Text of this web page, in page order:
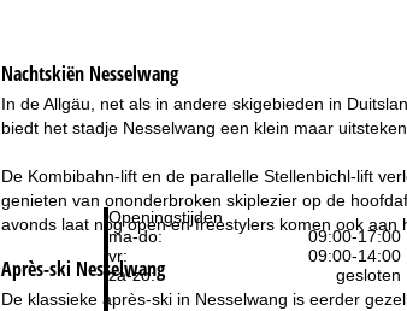
Openingstijden
ma-do:
09:00-17:00
vr:
09:00-14:00
za-zo:
gesloten
Nachtskiën Nesselwang
In de Allgäu, net als in andere skigebieden in
biedt het stadje Nesselwang een klein maar
De Kombibahn-lift en de parallelle Stellenbichl-lift
genieten van ononderbroken skiplezier op de
avonds laat nog open en freestylers komen ook aan
Après-ski Nesselwang
De klassieke après-ski in Nesselwang is eerder